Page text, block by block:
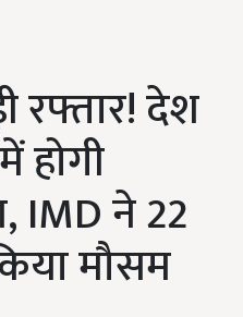
रफ्तार! देश
होगी
IMD ने 22
मौसम